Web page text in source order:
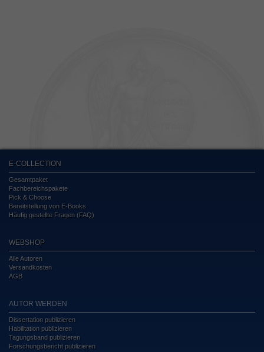
E-COLLECTION
Gesamtpaket
Fachbereichspakete
Pick & Choose
Bereitstellung von E-Books
Häufig gestellte Fragen (FAQ)
WEBSHOP
Alle Autoren
Versandkosten
AGB
AUTOR WERDEN
Dissertation publizieren
Habilitation publizieren
Tagungsband publizieren
Forschungsbericht publizieren